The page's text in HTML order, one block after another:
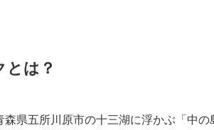
は？
県五所川原市の十三湖に浮かぶ「中